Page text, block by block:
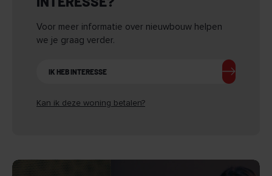
Voor meer informatie over nieuwbouw helpen
we je graag verder.
IK HEB INTERESSE
Kan ik deze woning betalen?